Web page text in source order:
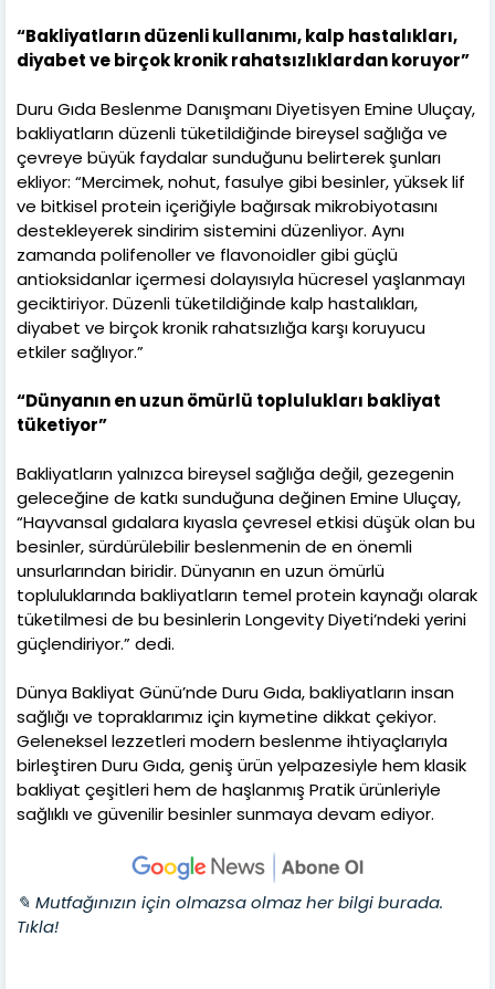
“Bakliyatların düzenli kullanımı, kalp hastalıkları,
diyabet ve birçok kronik rahatsızlıklardan koruyor”
Duru Gıda Beslenme Danışmanı Diyetisyen Emine Uluçay,
bakliyatların düzenli tüketildiğinde bireysel sağlığa ve
çevreye büyük faydalar sunduğunu belirterek şunları
ekliyor: “Mercimek, nohut, fasulye gibi besinler, yüksek lif
ve bitkisel protein içeriğiyle bağırsak mikrobiyotasını
destekleyerek sindirim sistemini düzenliyor. Aynı
zamanda polifenoller ve flavonoidler gibi güçlü
antioksidanlar içermesi dolayısıyla hücresel yaşlanmayı
geciktiriyor. Düzenli tüketildiğinde kalp hastalıkları,
diyabet ve birçok kronik rahatsızlığa karşı koruyucu
etkiler sağlıyor.”
“Dünyanın en uzun ömürlü toplulukları bakliyat
tüketiyor”
Bakliyatların yalnızca bireysel sağlığa değil, gezegenin
geleceğine de katkı sunduğuna değinen Emine Uluçay,
“Hayvansal gıdalara kıyasla çevresel etkisi düşük olan bu
besinler, sürdürülebilir beslenmenin de en önemli
unsurlarından biridir. Dünyanın en uzun ömürlü
topluluklarında bakliyatların temel protein kaynağı olarak
tüketilmesi de bu besinlerin Longevity Diyeti’ndeki yerini
güçlendiriyor.” dedi.
Dünya Bakliyat Günü’nde Duru Gıda, bakliyatların insan
sağlığı ve topraklarımız için kıymetine dikkat çekiyor.
Geleneksel lezzetleri modern beslenme ihtiyaçlarıyla
birleştiren Duru Gıda, geniş ürün yelpazesiyle hem klasik
bakliyat çeşitleri hem de haşlanmış Pratik ürünleriyle
sağlıklı ve güvenilir besinler sunmaya devam ediyor.
✎ Mutfağınızın için olmazsa olmaz her bilgi burada.
Tıkla!